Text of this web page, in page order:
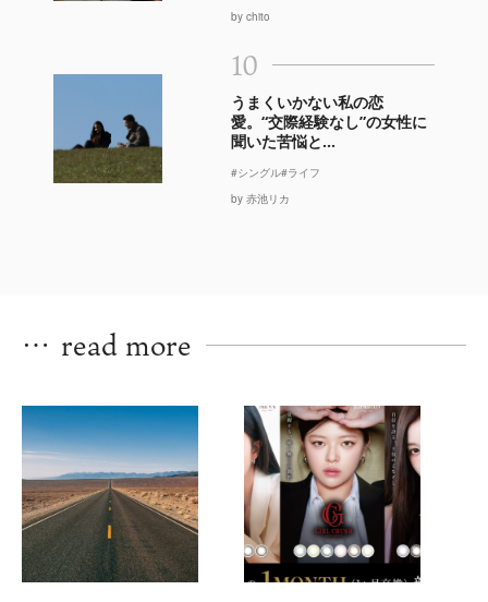
by chito
10
うまくいかない私の恋
愛。“交際経験なし”の女性に
聞いた苦悩と...
#シングル#ライフ
by 赤池リカ
… read more